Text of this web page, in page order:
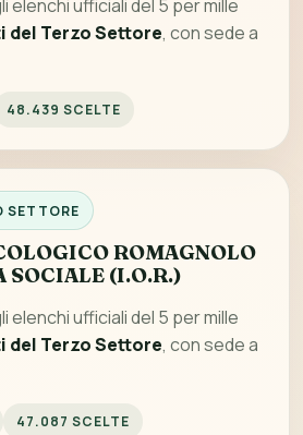
elenchi ufficiali del 5 per mille
del Terzo Settore, con sede a
48.439 SCELTE
SETTORE
ROMAGNOLO
SOCIALE (I.O.R.)
elenchi ufficiali del 5 per mille
del Terzo Settore, con sede a
47.087 SCELTE